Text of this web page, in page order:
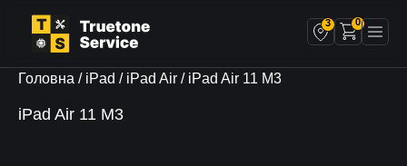
3 0
Головна / iPad / iPad Air / iPad Air 11 M3
iPad Air 11 M3